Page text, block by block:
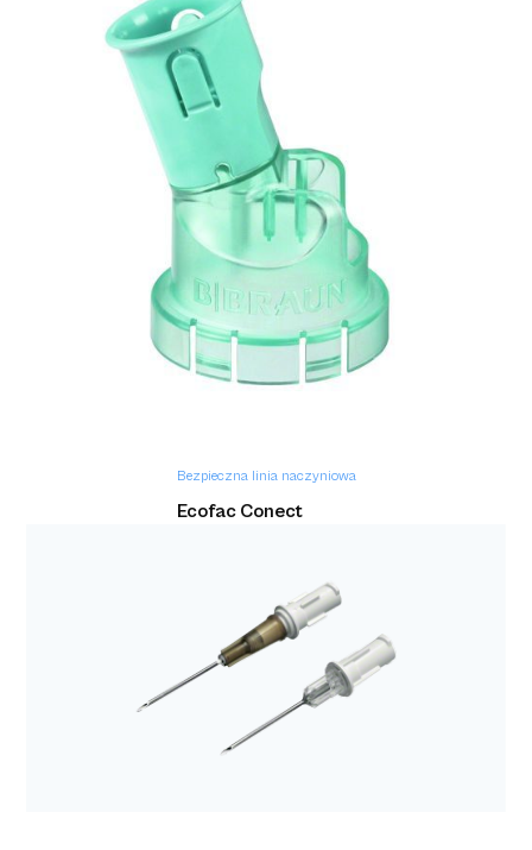
Bezpieczna linia naczyniowa
Intrafix Flush
Bezpieczna linia naczyniowa
Ecofac Conect